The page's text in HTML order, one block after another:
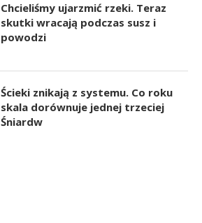
Chcieliśmy ujarzmić rzeki. Teraz
skutki wracają podczas susz i
powodzi
Ścieki znikają z systemu. Co roku
skala dorównuje jednej trzeciej
Śniardw